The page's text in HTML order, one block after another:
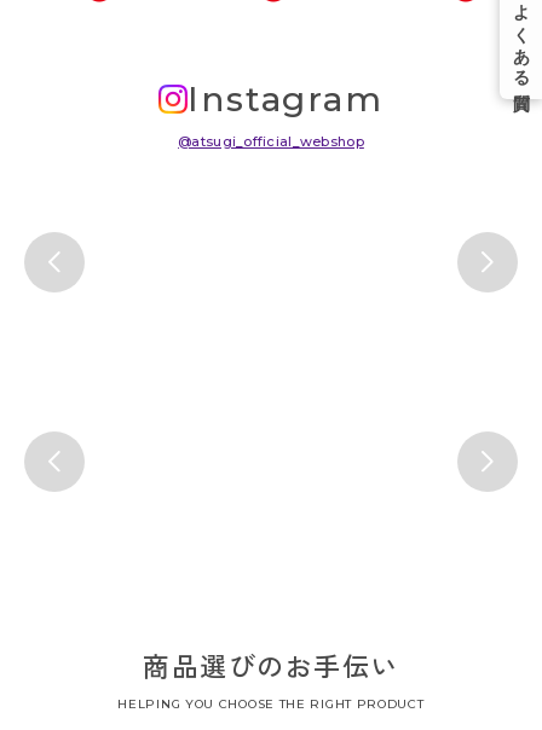
Instagram
@atsugi_official_webshop
商品選びのお手伝い
HELPING YOU CHOOSE THE RIGHT PRODUCT